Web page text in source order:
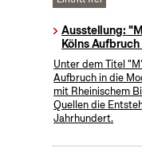
Ausstellung:
Kölns
Unter dem Titel
Aufbruch in die
mit Rheinischem
Quellen die
Jahrhundert.